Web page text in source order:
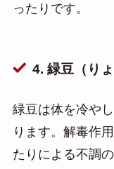
ったりです。
4. 緑豆（りょ
緑豆は体を冷や
ります。解毒作
たりによる不調